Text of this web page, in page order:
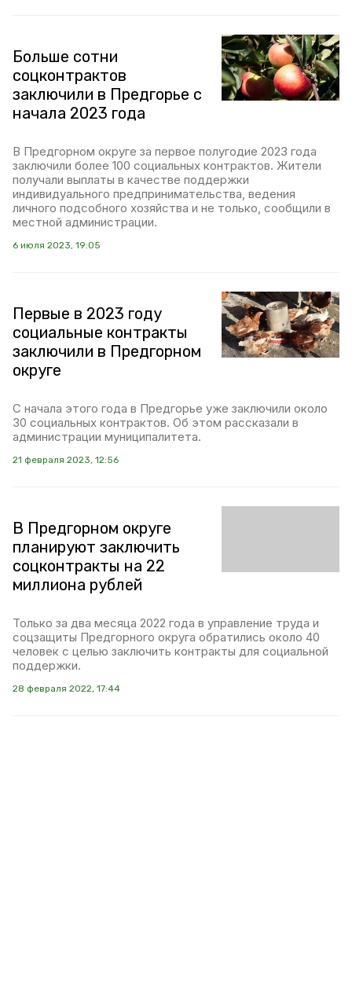
Больше сотни
соцконтрактов
заключили в Предгорье с
начала 2023 года
В Предгорном округе за первое полугодие 2023 года
заключили более 100 социальных контрактов. Жители
получали выплаты в качестве поддержки
индивидуального предпринимательства, ведения
личного подсобного хозяйства и не только, сообщили в
местной администрации.
6 июля 2023, 19:05
Первые в 2023 году
социальные контракты
заключили в Предгорном
округе
С начала этого года в Предгорье уже заключили около
30 социальных контрактов. Об этом рассказали в
администрации муниципалитета.
21 февраля 2023, 12:56
В Предгорном округе
планируют заключить
соцконтракты на 22
миллиона рублей
Только за два месяца 2022 года в управление труда и
соцзащиты Предгорного округа обратились около 40
человек с целью заключить контракты для социальной
поддержки.
28 февраля 2022, 17:44